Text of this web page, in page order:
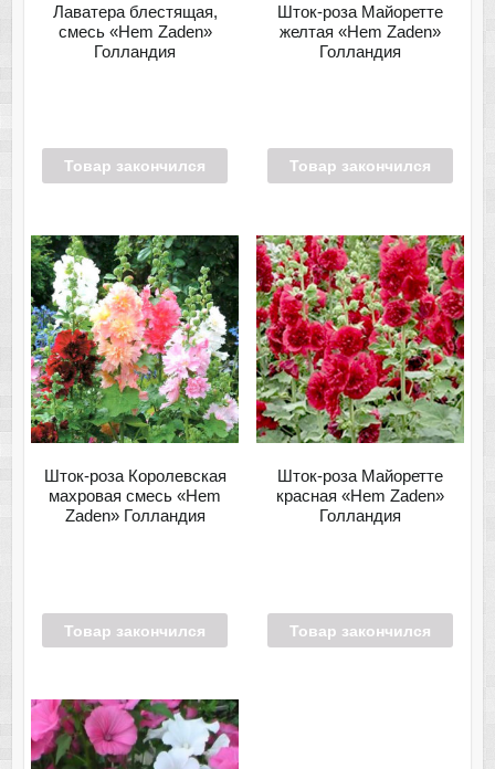
Лаватера блестящая,
смесь «Hem Zaden»
Голландия
Товар закончился
Шток-роза Майоретте
желтая «Hem Zaden»
Голландия
Товар закончился
Шток-роза Королевская
махровая смесь «Hem
Zaden» Голландия
Товар закончился
Шток-роза Майоретте
красная «Hem Zaden»
Голландия
Товар закончился